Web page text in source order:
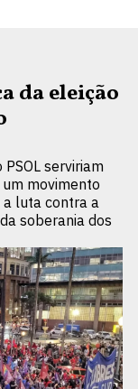
da eleição
serviriam
movimento
a luta contra a
soberania dos